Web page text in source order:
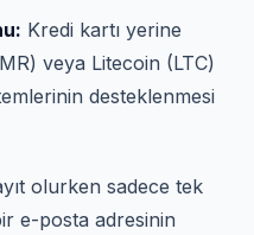
Kredi kartı yerine
veya Litecoin (LTC)
desteklenmesi
olurken sadece tek
e-posta adresinin